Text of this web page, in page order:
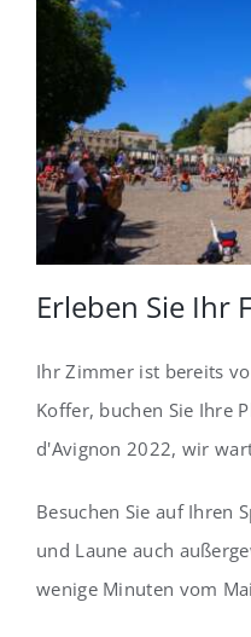
Erleben Sie Ihr
Ihr Zimmer ist bereits
Koffer, buchen Sie Ihre
d'Avignon 2022, wir
Besuchen Sie auf Ihren
und Laune auch
wenige Minuten vom